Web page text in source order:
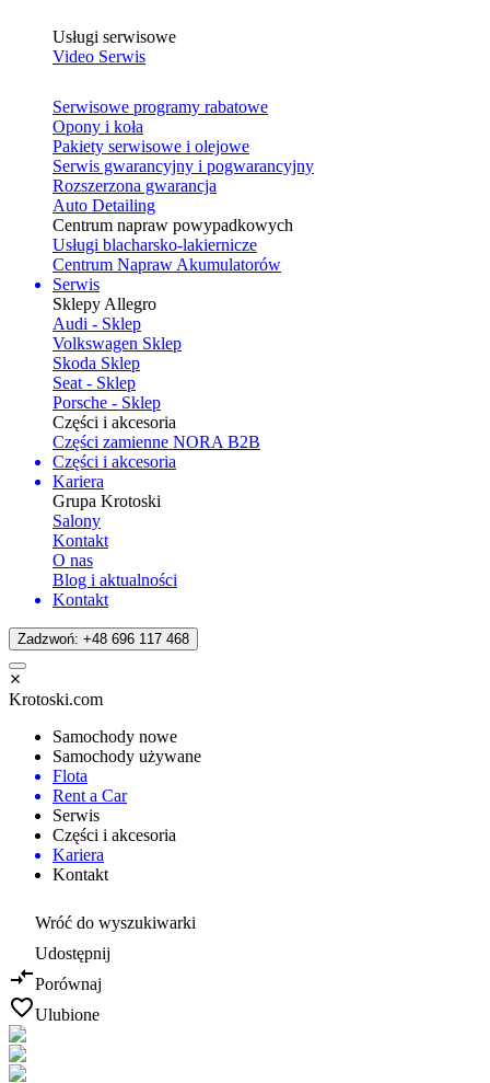
Usługi serwisowe
Video Serwis
Serwisowe programy rabatowe
Opony i koła
Pakiety serwisowe i olejowe
Serwis gwarancyjny i pogwarancyjny
Rozszerzona gwarancja
Auto Detailing
Centrum napraw powypadkowych
Usługi blacharsko-lakiernicze
Centrum Napraw Akumulatorów
Serwis
Sklepy Allegro
Audi - Sklep
Volkswagen Sklep
Skoda Sklep
Seat - Sklep
Porsche - Sklep
Części i akcesoria
Części zamienne NORA B2B
Części i akcesoria
Kariera
Grupa Krotoski
Salony
Kontakt
O nas
Blog i aktualności
Kontakt
Zadzwoń: +48 696 117 468
Krotoski.com
Samochody nowe
Samochody używane
Flota
Rent a Car
Serwis
Części i akcesoria
Kariera
Kontakt
Wróć do wyszukiwarki
Udostępnij
Porównaj
Ulubione